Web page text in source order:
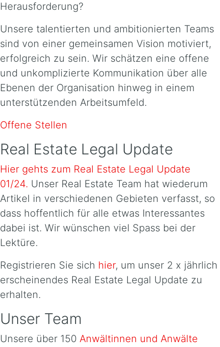
Herausforderung?
Unsere talentierten und ambitionierten Teams
sind von einer gemeinsamen Vision motiviert,
erfolgreich zu sein. Wir schätzen eine offene
und unkomplizierte Kommunikation über alle
Ebenen der Organisation hinweg in einem
unterstützenden Arbeitsumfeld.
Offene Stellen
Real Estate Legal Update
Hier gehts zum Real Estate Legal Update
01/24. Unser Real Estate Team hat wiederum
Artikel in verschiedenen Gebieten verfasst, so
dass hoffentlich für alle etwas Interessantes
dabei ist. Wir wünschen viel Spass bei der
Lektüre.
Registrieren Sie sich hier, um unser 2 x jährlich
erscheinendes Real Estate Legal Update zu
erhalten.
Unser Team
Unsere über 150 Anwältinnen und Anwälte